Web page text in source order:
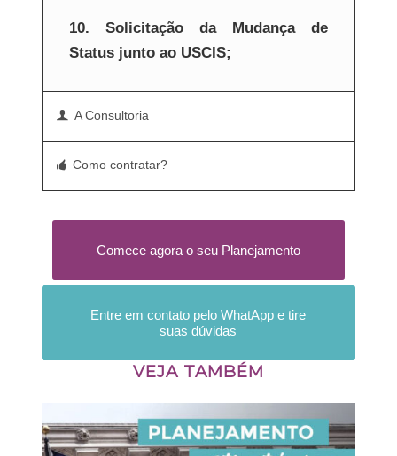
10. Solicitação da Mudança de
Status junto ao USCIS;
A Consultoria
Como contratar?
Comece agora o seu Planejamento
Entre em contato pelo WhatApp e tire
suas dúvidas
VEJA TAMBÉM